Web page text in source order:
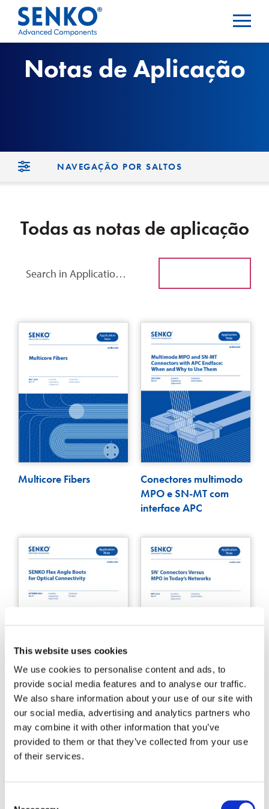
This website uses cookies
We use cookies to personalise content and ads, to
provide social media features and to analyse our traffic.
We also share information about your use of our site with
our social media, advertising and analytics partners who
may combine it with other information that you’ve
provided to them or that they’ve collected from your use
of their services.
Notas de Aplicação
NAVEGAÇÃO POR SALTOS
Todas as notas de aplicação
Multicore Fibers
Conectores multimodo
MPO e SN-MT com
interface APC
Bases de ângulo flexível
da SENKO para
conectividade óptica
Conectores SN versus
MPO nas redes atuais